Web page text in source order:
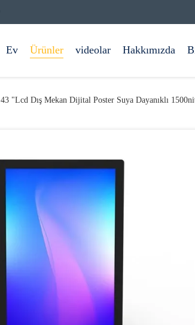
Ev Ürünler videolar Hakkımızda
43 "Lcd Dış Mekan Dijital Poster Suya Dayanıklı